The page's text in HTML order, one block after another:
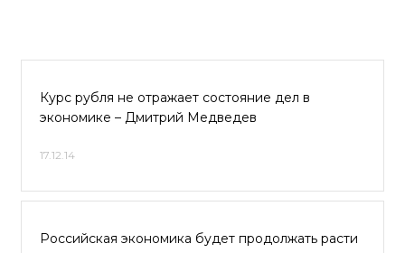
Курс рубля не отражает состояние дел в
экономике – Дмитрий Медведев
17.12.14
Российская экономика будет продолжать расти